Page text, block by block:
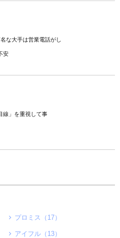
名な大手は営業電話がし
安
線」を重視して事
プロミス（17）
アイフル（13）